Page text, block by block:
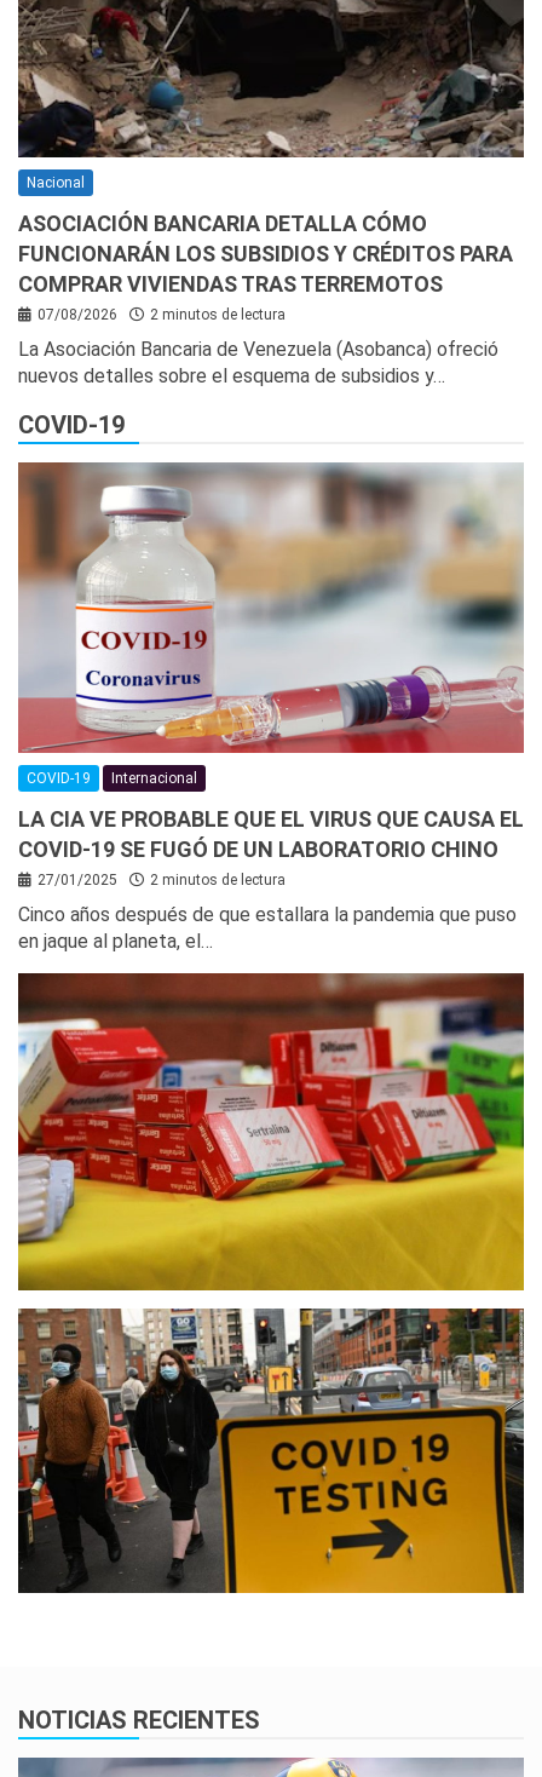
Nacional
ASOCIACIÓN BANCARIA DETALLA CÓMO
FUNCIONARÁN LOS SUBSIDIOS Y CRÉDITOS PARA
COMPRAR VIVIENDAS TRAS TERREMOTOS
07/08/2026 2 minutos de lectura
La Asociación Bancaria de Venezuela (Asobanca) ofreció
nuevos detalles sobre el esquema de subsidios y…
COVID-19
COVID-19 Internacional
LA CIA VE PROBABLE QUE EL VIRUS QUE CAUSA EL
COVID-19 SE FUGÓ DE UN LABORATORIO CHINO
27/01/2025 2 minutos de lectura
Cinco años después de que estallara la pandemia que puso
en jaque al planeta, el…
NOTICIAS RECIENTES